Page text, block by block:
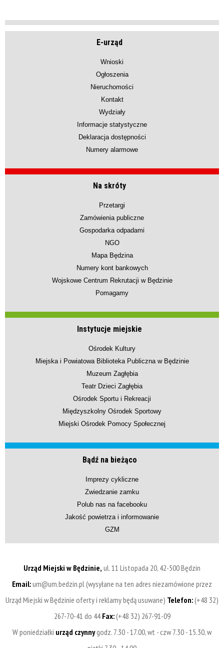
E-urząd
Wnioski
Ogłoszenia
Nieruchomości
Kontakt
Wydziały
Informacje statystyczne
Deklaracja dostępności
Numery alarmowe
Na skróty
Przetargi
Zamówienia publiczne
Gospodarka odpadami
NGO
Mapa Będzina
Numery kont bankowych
Wojskowe Centrum Rekrutacji w Będzinie
Pomagamy
Instytucje miejskie
Ośrodek Kultury
Miejska i Powiatowa Biblioteka Publiczna w Będzinie
Muzeum Zagłębia
Teatr Dzieci Zagłębia
Ośrodek Sportu i Rekreacji
Międzyszkolny Ośrodek Sportowy
Miejski Ośrodek Pomocy Społecznej
Bądź na bieżąco
Imprezy cykliczne
Zwiedzanie zamku
Polub nas na facebooku
Jakość powietrza i informowanie
GZM
Urząd Miejski w Będzinie, ul. 11 Listopada 20, 42-500 Będzin
Email:um@um.bedzin.pl (wysyłane na ten adres niezamówione przez
Urząd Miejski w Będzinie oferty i reklamy będą usuwane) Telefon:(+48 32)
267-70-41 do 44Fax:(+48 32) 267-91-09
W poniedziałki urząd czynnygodz. 7.30 - 17.00, wt - czw 7.30 - 15.30, w